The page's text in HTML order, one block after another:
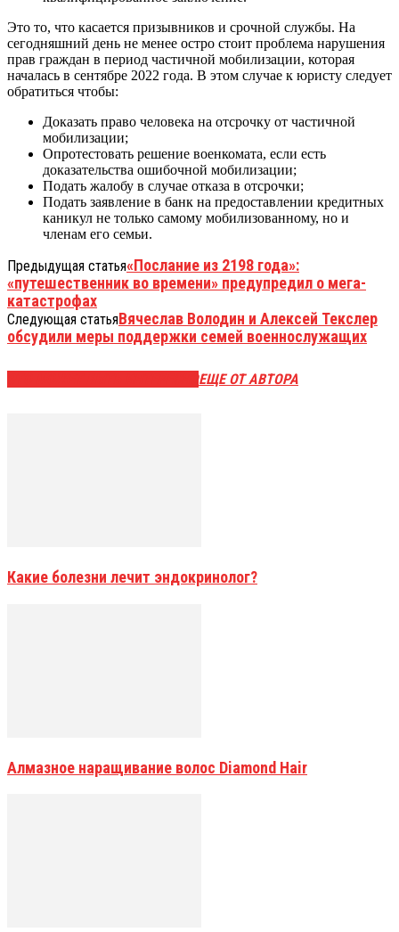
Это то, что касается призывников и срочной службы. На
сегодняшний день не менее остро стоит проблема нарушения
прав граждан в период частичной мобилизации, которая
началась в сентябре 2022 года. В этом случае к юристу следует
обратиться чтобы:
Доказать право человека на отсрочку от частичной
мобилизации;
Опротестовать решение военкомата, если есть
доказательства ошибочной мобилизации;
Подать жалобу в случае отказа в отсрочки;
Подать заявление в банк на предоставлении кредитных
каникул не только самому мобилизованному, но и
членам его семьи.
Предыдущая статья«Послание из 2198 года»:
«путешественник во времени» предупредил о мега-
катастрофах
Следующая статьяВячеслав Володин и Алексей Текслер
обсудили меры поддержки семей военнослужащих
ЕЩЕ ОТ АВТОРА
Какие болезни лечит эндокринолог?
Алмазное наращивание волос Diamond Hair